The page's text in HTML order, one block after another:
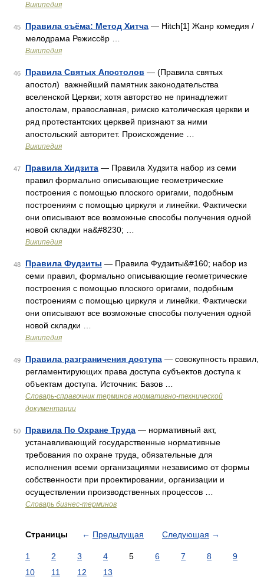
Википедия
45 Правила съёма: Метод Хитча — Hitch[1] Жанр комедия /
мелодрама Режиссёр …
Википедия
46 Правила Святых Апостолов — (Правила святых
апостол) важнейший памятник законодательства
вселенской Церкви; хотя авторство не принадлежит
апостолам, православная, римско католическая церкви и
ряд протестантских церквей признают за ними
апостольский авторитет. Происхождение …
Википедия
47 Правила Хидзита — Правила Худзита набор из семи
правил формально описывающие геометрические
построения с помощью плоского оригами, подобным
построениям с помощью циркуля и линейки. Фактически
они описывают все возможные способы получения одной
новой складки на&#8230; …
Википедия
48 Правила Фудзиты — Правила Фудзиты&#160; набор из
семи правил, формально описывающие геометрические
построения с помощью плоского оригами, подобным
построениям с помощью циркуля и линейки. Фактически
они описывают все возможные способы получения одной
новой складки …
Википедия
49 Правила разграничения доступа — совокупность правил,
регламентирующих права доступа субъектов доступа к
объектам доступа. Источник: Базов …
Словарь-справочник терминов нормативно-технической
документации
50 Правила По Охране Труда — нормативный акт,
устанавливающий государственные нормативные
требования по охране труда, обязательные для
исполнения всеми организациями независимо от формы
собственности при проектировании, организации и
осуществлении производственных процессов …
Словарь бизнес-терминов
Страницы ← Предыдущая Следующая →
1 2 3 4 5 6 7 8
9
10
11 12 13